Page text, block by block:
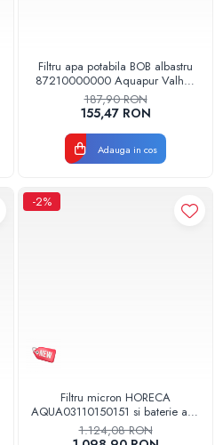
Filtru apa potabila BOB albastru
87210000000 Aquapur Valhoh
Valrom
187,90 RON
155,47 RON
Adauga in cos
-2%
Filtru micron HORECA
AQUA03110150151 si baterie apa
rece 1 cale Aquapur Valhoh
Valrom
1.124,08 RON